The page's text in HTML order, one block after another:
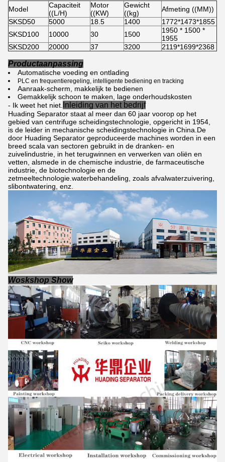
Model
Capaciteit
((L/H)
Motor
((KW)
Gewicht
((kg)
Afmeting ((MM))
SKSD50
5000 18.5 1400
1772*1473*1855
SKSD100
10000 30 1500
1950 * 1500 *
1955
SKSD200
20000 37 3200 2119*1699*2368
Productaanpassing
Automatische voeding en ontlading
PLC en frequentieregeling, intelligente bediening en tracking
Aanraak-scherm, makkelijk te bedienen
Gemakkelijk schoon te maken, lage onderhoudskosten
- Ik weet het niet. Inleiding van het bedrijf
Huading Separator staat al meer dan 60 jaar voorop op het
gebied van centrifuge scheidingstechnologie, opgericht in 1954,
is de leider in mechanische scheidingstechnologie in China.De
door Huading Separator geproduceerde machines worden in een
breed scala van sectoren gebruikt in de dranken- en
zuivelindustrie, in het terugwinnen en verwerken van oliën en
vetten, alsmede in de chemische industrie, de farmaceutische
industrie, de biotechnologie en de
zetmeeltechnologie.waterbehandeling, zoals afvalwaterzuivering,
slibontwatering, enz.
Woskshop Show